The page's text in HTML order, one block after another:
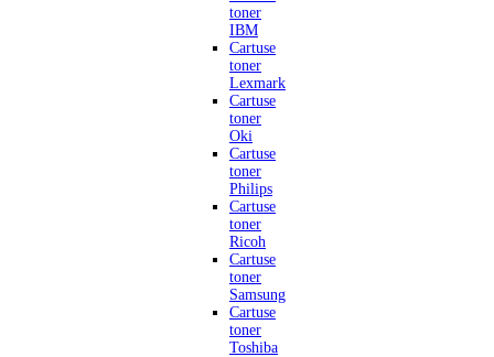
toner
IBM
Cartuse
toner
Lexmark
Cartuse
toner
Oki
Cartuse
toner
Philips
Cartuse
toner
Ricoh
Cartuse
toner
Samsung
Cartuse
toner
Toshiba